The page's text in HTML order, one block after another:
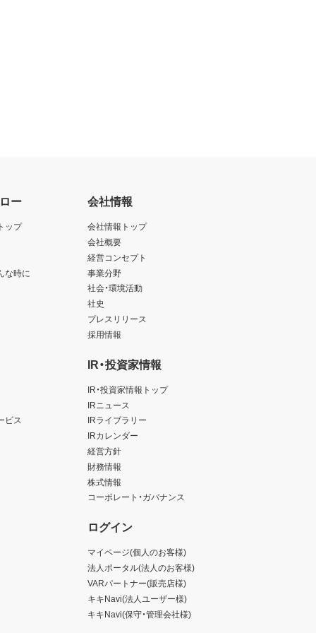
ー
ップ
な時に
ビス
会社情報
会社情報トップ
会社概要
経営コンセプト
事業分野
社会・環境活動
社史
プレスリリース
採用情報
IR・投資家情報
IR・投資家情報トップ
IRニュース
IRライブラリー
IRカレンダー
経営方針
財務情報
株式情報
コーポレート・ガバナンス
ログイン
マイページ(個人のお客様)
法人ポータル(法人のお客様)
VARパートナー(販売店様)
キキNavi(法人ユーザー様)
キキNavi(保守・管理会社様)